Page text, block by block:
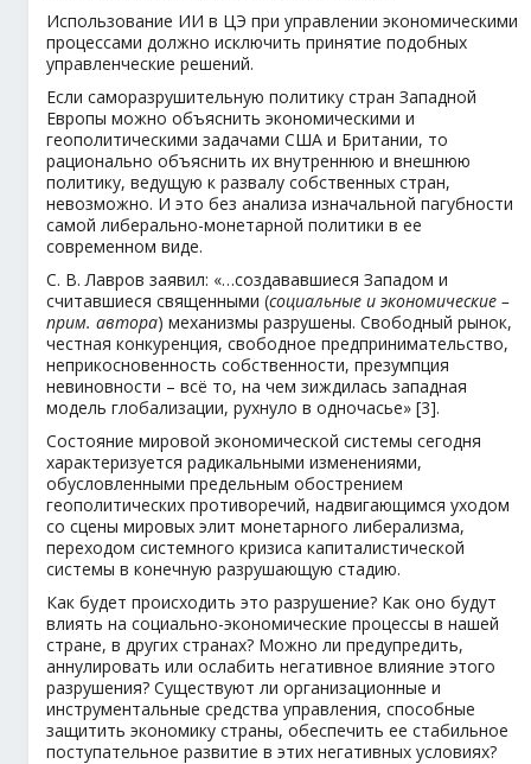
Использование ИИ в ЦЭ при управлении экономическими
процессами должно исключить принятие подобных
управленческие решений.
Если саморазрушительную политику стран Западной
Европы можно объяснить экономическими и
геополитическими задачами США и Британии, то
рационально объяснить их внутреннюю и внешнюю
политику, ведущую к развалу собственных стран,
невозможно. И это без анализа изначальной пагубности
самой либерально-монетарной политики в ее
современном виде.
С. В. Лавров заявил: «…создававшиеся Западом и
считавшиеся священными (социальные и экономические –
прим. автора) механизмы разрушены. Свободный рынок,
честная конкуренция, свободное предпринимательство,
неприкосновенность собственности, презумпция
невиновности – всё то, на чем зиждилась западная
модель глобализации, рухнуло в одночасье» [3].
Состояние мировой экономической системы сегодня
характеризуется радикальными изменениями,
обусловленными предельным обострением
геополитических противоречий, надвигающимся уходом
со сцены мировых элит монетарного либерализма,
переходом системного кризиса капиталистической
системы в конечную разрушающую стадию.
Как будет происходить это разрушение? Как оно будут
влиять на социально-экономические процессы в нашей
стране, в других странах? Можно ли предупредить,
аннулировать или ослабить негативное влияние этого
разрушения? Существуют ли организационные и
инструментальные средства управления, способные
защитить экономику страны, обеспечить ее стабильное
поступательное развитие в этих негативных условиях?